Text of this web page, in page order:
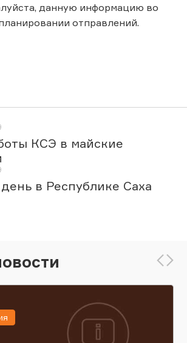
данную информацию во
отправлений.
КСЭ в майские
в Республике Саха